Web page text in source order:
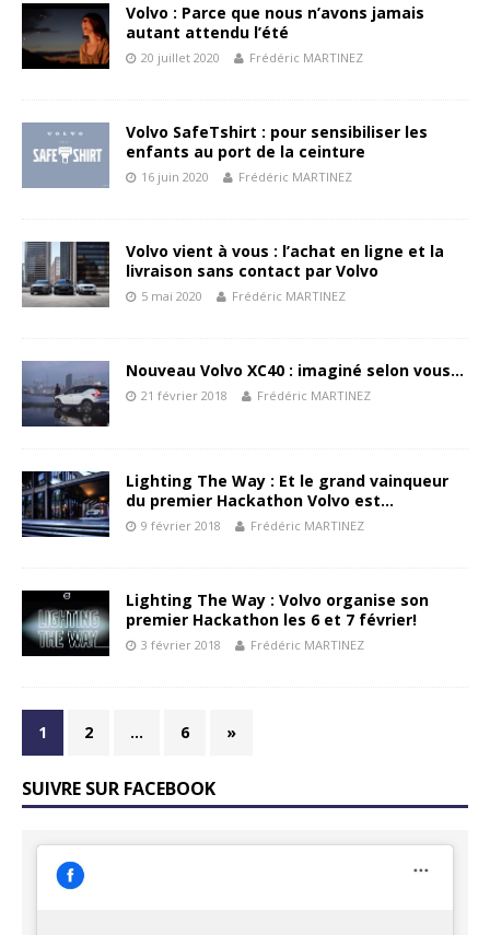
Volvo : Parce que nous n’avons jamais
autant attendu l’été
20 juillet 2020 Frédéric MARTINEZ
Volvo SafeTshirt : pour sensibiliser les
enfants au port de la ceinture
16 juin 2020 Frédéric MARTINEZ
Volvo vient à vous : l’achat en ligne et la
livraison sans contact par Volvo
5 mai 2020 Frédéric MARTINEZ
Nouveau Volvo XC40 : imaginé selon vous…
21 février 2018 Frédéric MARTINEZ
Lighting The Way : Et le grand vainqueur
du premier Hackathon Volvo est…
9 février 2018 Frédéric MARTINEZ
Lighting The Way : Volvo organise son
premier Hackathon les 6 et 7 février!
3 février 2018 Frédéric MARTINEZ
1 2 … 6 »
SUIVRE SUR FACEBOOK